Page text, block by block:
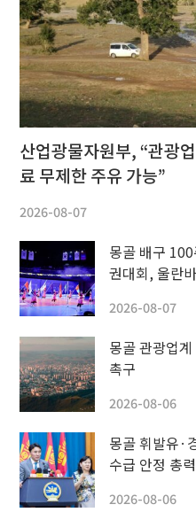
산업광물자원부, “관광
료 무제한 주유 가능”
2026-08-07
몽골 배구
권대회, 울란
2026-08-07
몽골 관광업
촉구
2026-08-06
몽골 휘발유·
수급 안정 총력
2026-08-06